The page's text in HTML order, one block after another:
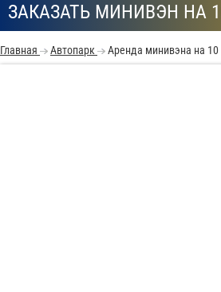
ЗАКАЗАТЬ МИНИВЭН НА
Главная Автопарк Аренда минивэна на 10